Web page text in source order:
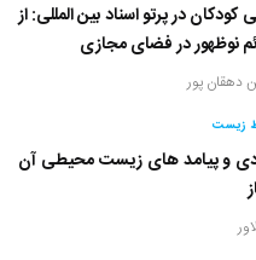
در پرتو اسناد بین المللی: از
نوظهور در فضای مجازی
دهقان پور
زیست
و پیامد های زیست محیطی آن